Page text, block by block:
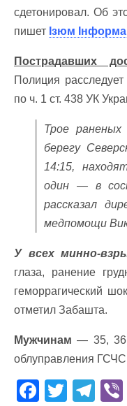
сдетонировал. Об
пишет Ізюм
Пострадавших
Полиция
по ч. 1 ст. 438 УК
Трое раненых
берегу
14:15,
один — в
рассказал
медпомощи
У всех минно-
глаза, ранение
геморрагический шок
отметил Забашта.
Мужчинам — 35, 36,
облуправления
F T T